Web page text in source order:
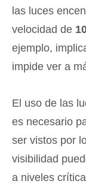
las luces
velocidad de
ejemplo,
impide ver a
El uso de las
es necesario
ser vistos por
visibilidad
a niveles